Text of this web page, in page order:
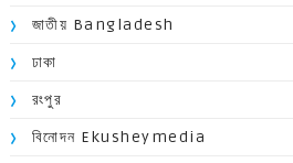
জাতীয় Bangladesh
ঢাকা
রংপুর
বিনোদন Ekusheymedia